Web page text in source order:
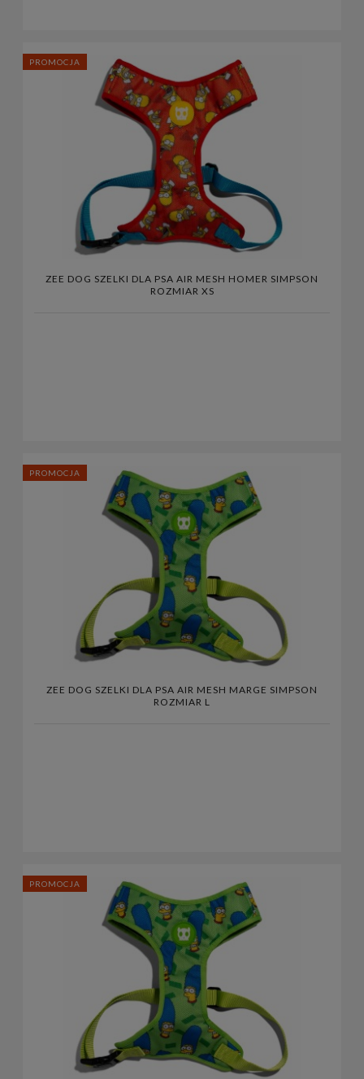
ZEE DOG SZELKI DLA PSA AIR MESH HOMER SIMPSON
ROZMIAR XS
PROMOCJA
ZEE DOG SZELKI DLA PSA AIR MESH MARGE SIMPSON
ROZMIAR L
PROMOCJA
PROMOCJA